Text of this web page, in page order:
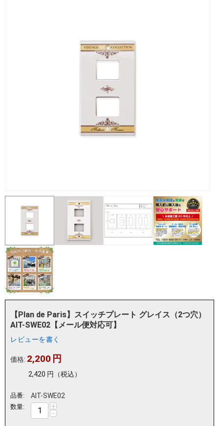
【Plan de Paris】スイッチプレート グレイス（2つ穴）
AIT-SWE02【メール便対応可】
レビューを書く
価格: 2,200 円
2,420 円 （税込）
品番: AIT-SWE02
数量: +
−